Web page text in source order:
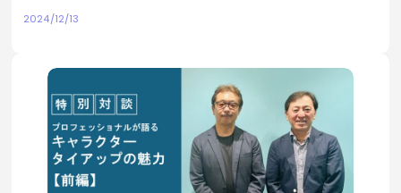
2024/12/13